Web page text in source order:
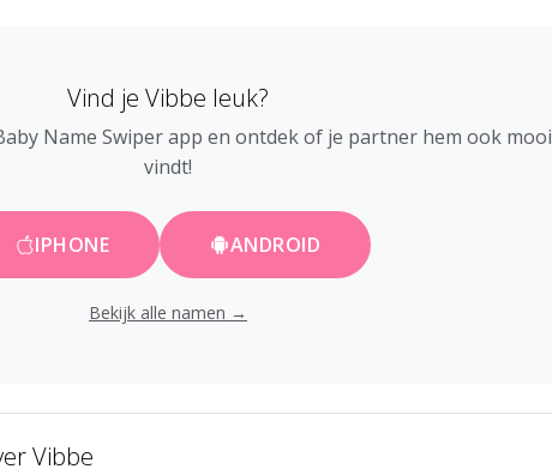
Vind je Vibbe leuk?
Name Swiper app en ontdek of je partner hem ook mooi
vindt!
IPHONE ANDROID
Bekijk alle namen →
Vibbe